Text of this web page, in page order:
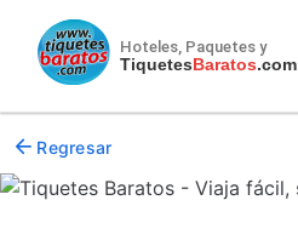
Hoteles, Paquetes y
TiquetesBaratos.com
Regresar